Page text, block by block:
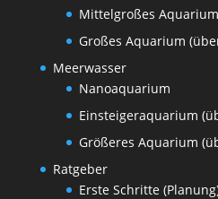
Mittelgroßes
Großes Aquarium
Meerwasser
Nanoaquarium
Einsteigeraquarium
Größeres Aquarium
Ratgeber
Erste Schritte